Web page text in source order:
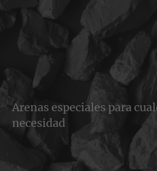
Arenas especiales para
necesidad